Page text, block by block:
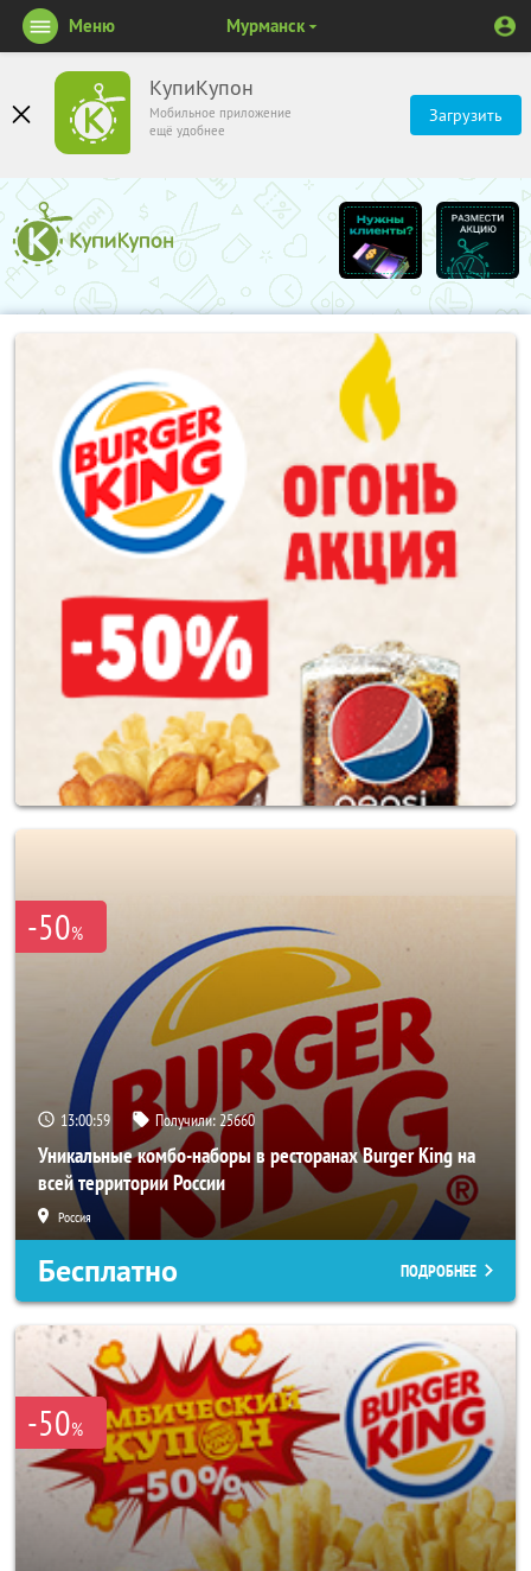
КупиКупон
Мобильное приложение
ещё удобнее
Загрузить
Меню Мурманск
-50%
13:00:55 Получили:25660
Уникальные комбо-наборы в ресторанах Burger King на
всей территории России
Россия
Бесплатно ПОДРОБНЕЕ
-50%